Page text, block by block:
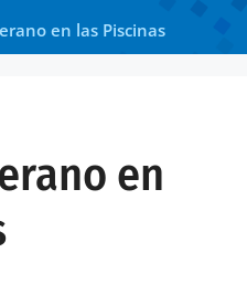
en las Piscinas
en